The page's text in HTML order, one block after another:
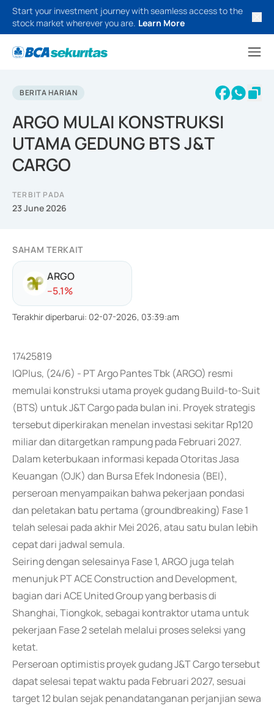
Start your investment journey with seamless access to the
stock market wherever you are. Learn More
BERITA HARIAN
ARGO MULAI KONSTRUKSI
UTAMA GEDUNG BTS J&T
CARGO
TERBIT PADA
23 June 2026
SAHAM TERKAIT
ARGO
--5.1%
Terakhir diperbarui: 02-07-2026, 03:39:am
17425819
IQPlus, (24/6) - PT Argo Pantes Tbk (ARGO) resmi
memulai konstruksi utama proyek gudang Build-to-Suit
(BTS) untuk J&T Cargo pada bulan ini. Proyek strategis
tersebut diperkirakan menelan investasi sekitar Rp120
miliar dan ditargetkan rampung pada Februari 2027.
Dalam keterbukaan informasi kepada Otoritas Jasa
Keuangan (OJK) dan Bursa Efek Indonesia (BEI),
perseroan menyampaikan bahwa pekerjaan pondasi
dan peletakan batu pertama (groundbreaking) Fase 1
telah selesai pada akhir Mei 2026, atau satu bulan lebih
cepat dari jadwal semula.
Seiring dengan selesainya Fase 1, ARGO juga telah
menunjuk PT ACE Construction and Development,
bagian dari ACE United Group yang berbasis di
Shanghai, Tiongkok, sebagai kontraktor utama untuk
pekerjaan Fase 2 setelah melalui proses seleksi yang
ketat.
Perseroan optimistis proyek gudang J&T Cargo tersebut
dapat selesai tepat waktu pada Februari 2027, sesuai
target 12 bulan sejak penandatanganan perjanjian sewa